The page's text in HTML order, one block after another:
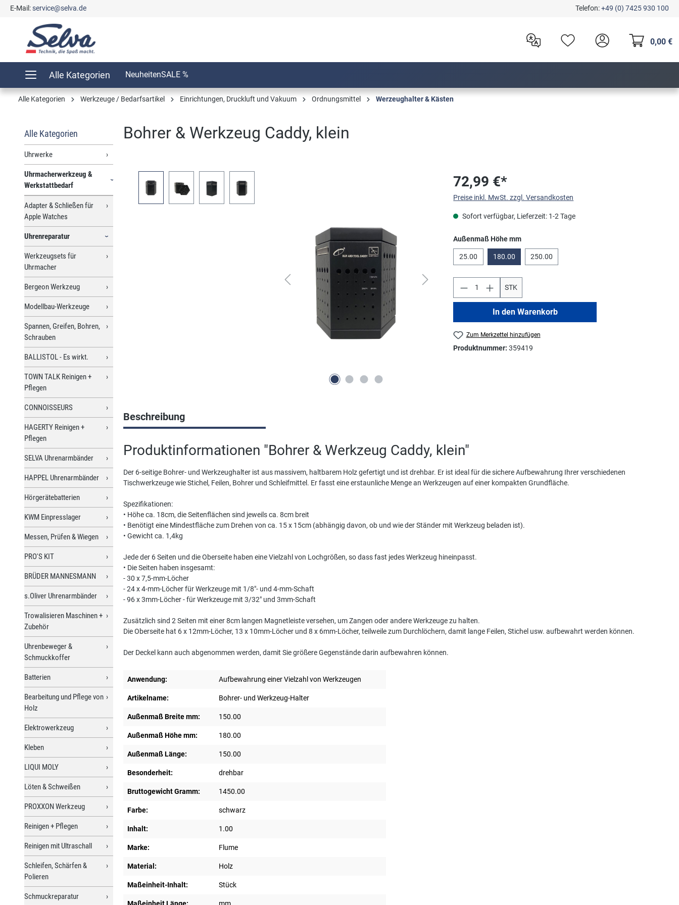
Zur Hauptnavigation springen
E-Mail:service@selva.de Telefon:+49 (0) 7425 930 100
0,00 €
Alle Kategorien NeuheitenSALE %
Alle Kategorien Werkzeuge / Bedarfsartikel Einrichtungen, Druckluft und Vakuum Ordnungsmittel Werzeughalter & Kästen
Alle Kategorien
Uhrwerke
Uhrmacherwerkzeug &
Werkstattbedarf
Adapter & Schließen für
Apple Watches
Uhrenreparatur
Werkzeugsets für
Uhrmacher
Bergeon Werkzeug
Modellbau-Werkzeuge
Spannen, Greifen, Bohren,
Schrauben
BALLISTOL - Es wirkt.
TOWN TALK Reinigen +
Pflegen
CONNOISSEURS
HAGERTY Reinigen +
Pflegen
SELVA Uhrenarmbänder
HAPPEL Uhrenarmbänder
Hörgerätebatterien
KWM Einpresslager
Messen, Prüfen & Wiegen
PRO'S KIT
BRÜDER MANNESMANN
s.Oliver Uhrenarmbänder
Trowalisieren Maschinen +
Zubehör
Uhrenbeweger &
Schmuckkoffer
Batterien
Bearbeitung und Pflege von
Holz
Elektrowerkzeug
Kleben
LIQUI MOLY
Löten & Schweißen
PROXXON Werkzeug
Reinigen + Pflegen
Reinigen mit Ultraschall
Schleifen, Schärfen &
Polieren
Schmuckreparatur
Bohrer & Werkzeug Caddy, klein
72,99 €*
Preise inkl. MwSt. zzgl. Versandkosten
Sofort verfügbar, Lieferzeit: 1-2 Tage
Außenmaß Höhe mmauswählen
25.00 180.00 250.00
STK
In den Warenkorb
Zum Merkzettel hinzufügen
Produktnummer:359419
Beschreibung
Produktinformationen "Bohrer & Werkzeug Caddy, klein"
Der 6-seitige Bohrer- und Werkzeughalter ist aus massivem, haltbarem Holz gefertigt und ist drehbar. Er ist ideal für die sichere Aufbewahrung Ihrer verschiedenen
Tischwerkzeuge wie Stichel, Feilen, Bohrer und Schleifmittel. Er fasst eine erstaunliche Menge an Werkzeugen auf einer kompakten Grundfläche.
Spezifikationen:
• Höhe ca. 18cm, die Seitenflächen sind jeweils ca. 8cm breit
• Benötigt eine Mindestfläche zum Drehen von ca. 15 x 15cm (abhängig davon, ob und wie der Ständer mit Werkzeug beladen ist).
• Gewicht ca. 1,4kg
Jede der 6 Seiten und die Oberseite haben eine Vielzahl von Lochgrößen, so dass fast jedes Werkzeug hineinpasst.
• Die Seiten haben insgesamt:
- 30 x 7,5-mm-Löcher
- 24 x 4-mm-Löcher für Werkzeuge mit 1/8"- und 4-mm-Schaft
- 96 x 3mm-Löcher - für Werkzeuge mit 3/32" und 3mm-Schaft
Zusätzlich sind 2 Seiten mit einer 8cm langen Magnetleiste versehen, um Zangen oder andere Werkzeuge zu halten.
Die Oberseite hat 6 x 12mm-Löcher, 13 x 10mm-Löcher und 8 x 6mm-Löcher, teilweile zum Durchlöchern, damit lange Feilen, Stichel usw. aufbewahrt werden können.
Der Deckel kann auch abgenommen werden, damit Sie größere Gegenstände darin aufbewahren können.
Anwendung: Aufbewahrung einer Vielzahl von Werkzeugen
Artikelname: Bohrer- und Werkzeug-Halter
Außenmaß Breite mm: 150.00
Außenmaß Höhe mm: 180.00
Außenmaß Länge: 150.00
Besonderheit: drehbar
Bruttogewicht Gramm: 1450.00
Farbe: schwarz
Inhalt: 1.00
Marke: Flume
Material: Holz
Maßeinheit-Inhalt: Stück
Maßeinheit Länge: mm